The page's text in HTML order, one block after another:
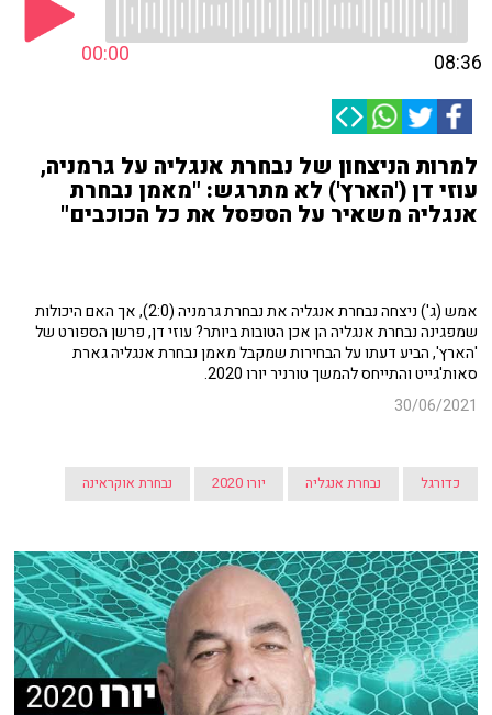
00:00 08:36
למרות הניצחון של נבחרת אנגליה על גרמניה,
עוזי דן ('הארץ') לא מתרגש: "מאמן נבחרת
אנגליה משאיר על הספסל את כל הכוכבים"
אמש (ג') ניצחה נבחרת אנגליה את נבחרת גרמניה (2:0), אך האם היכולות
שמפגינה נבחרת אנגליה הן אכן הטובות ביותר? עוזי דן, פרשן הספורט של
'הארץ', הביע דעתו על הבחירות שמקבל מאמן נבחרת אנגליה גארת
סאות'גייט והתייחס להמשך טורניר יורו 2020.
30/06/2021
כדורגל נבחרת אנגליה יורו 2020 נבחרת אוקראינה